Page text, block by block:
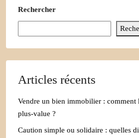
Rechercher
Articles récents
Vendre un bien immobilier : comment
plus-value ?
Caution simple ou solidaire : quelles